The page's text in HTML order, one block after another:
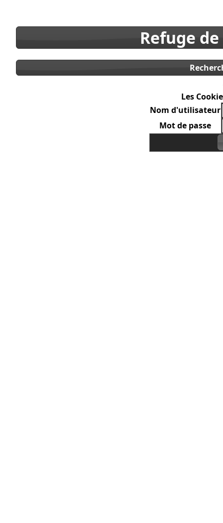
Refuge
Les
Nom d'utilisateur
Mot de passe